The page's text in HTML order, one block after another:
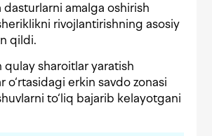
dasturlarni amalga oshirish
rivojlantirishning asosiy
qildi.
qulay sharoitlar yaratish
erkin savdo zonasi
to‘liq bajarib kelayotgani